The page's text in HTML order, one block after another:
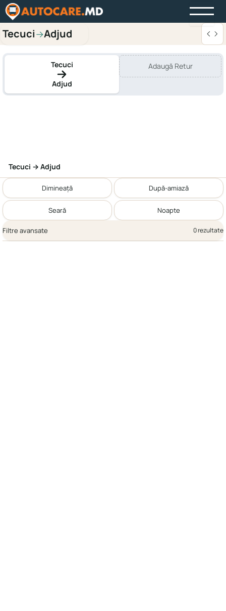
Tecuci→Adjud
Tecuci
Adjud
Adaugă Retur
Tecuci → Adjud
Dimineață După-amiază
Seară Noapte
Filtre avansate 0 rezultate